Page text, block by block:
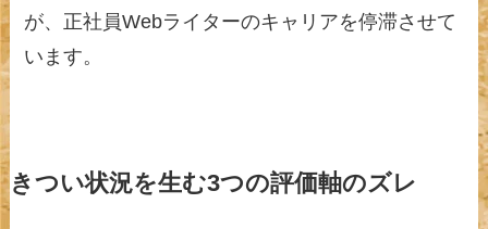
が、正社員Webライターのキャリアを停滞させて
います。
きつい状況を生む3つの評価軸のズレ